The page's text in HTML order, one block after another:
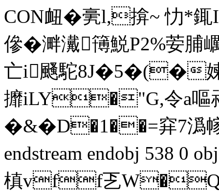
CON衄�亴l,揜~ 忇*
傪�溿瀻簙鮵P2%荌
亡i颾駝8J�5�(�
攠iLY�"G,令a嘔
�&�D�1��=穽7潙
endstream endobj 538 0
槙vff乤W�Q